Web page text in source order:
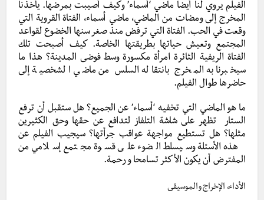
الفيلم يروي لنا أيضا ماضي ‘أسماء’ وكيف أصيبت بمرضها. يأخذنا
المخرج إلى ومضات من الماضي، ماضي أسماء، الفتاة القروية التي
وقعت في الحب. الفتاة التي ترفض منذ صغر سنها الخضوع لقواعد
المجتمع وتعيش حياتها بطريقتها الخاصة. كيف أصبحت تلك
الفتاة الريفية الثائرة امرأة مكسورة وسط فوضى المدينة؟ هذا ما
سيخبرنا به المخرج بانتقاله السلس من ماضي الشخصية إلى
حاضرها طوال الفيلم.
ما هو الماضي التي تخفيه ‘أسماء’ عن الجميع؟ هل ستقبل أن ترفع
الستار تظهر على شاشة التلفاز لتدافع عن حقها وحق الكثيرين
مثلها؟ هل تستطيع مواجهة عواقب جرأتها؟ سيجيب الفيلم عن
هذه الأسئلة وسيسلط الضوء على قسوة مجتمع إسلامي من
المفترض أن يكون الأكثر تسامحا و رحمة.
الأداء، الإخراج والموسيقى